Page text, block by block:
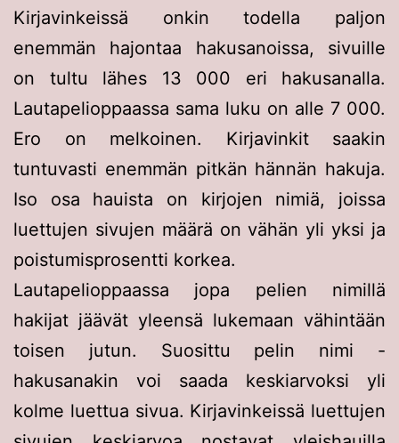
Kirjavinkeissä onkin todella paljon
enemmän hajontaa hakusanoissa, sivuille
on tultu lähes 13 000 eri hakusanalla.
Lautapelioppaassa sama luku on alle 7 000.
Ero on melkoinen. Kirjavinkit saakin
tuntuvasti enemmän pitkän hännän hakuja.
Iso osa hauista on kirjojen nimiä, joissa
luettujen sivujen määrä on vähän yli yksi ja
poistumisprosentti korkea.
Lautapelioppaassa jopa pelien nimillä
hakijat jäävät yleensä lukemaan vähintään
toisen jutun. Suosittu pelin nimi -
hakusanakin voi saada keskiarvoksi yli
kolme luettua sivua. Kirjavinkeissä luettujen